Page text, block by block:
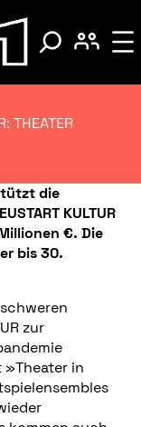
THEATER
die
KULTUR
€. Die
bis 30.
zur
in